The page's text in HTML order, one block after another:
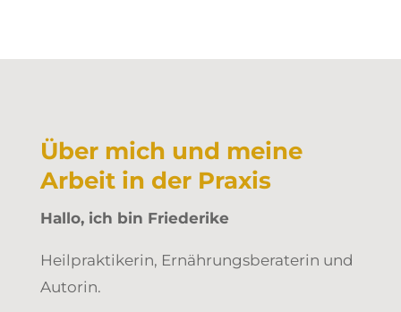
Über mich und meine
Arbeit in der Praxis
Hallo, ich bin Friederike
Heilpraktikerin, Ernährungsberaterin und
Autorin.